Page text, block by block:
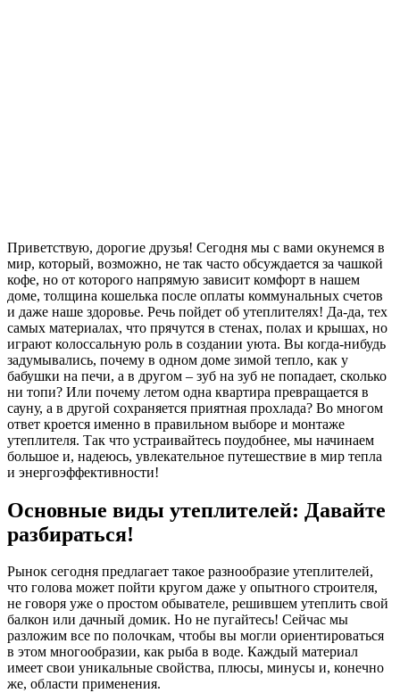
Приветствую, дорогие друзья! Сегодня мы с вами окунемся в
мир, который, возможно, не так часто обсуждается за чашкой
кофе, но от которого напрямую зависит комфорт в нашем
доме, толщина кошелька после оплаты коммунальных счетов
и даже наше здоровье. Речь пойдет об утеплителях! Да-да, тех
самых материалах, что прячутся в стенах, полах и крышах, но
играют колоссальную роль в создании уюта. Вы когда-нибудь
задумывались, почему в одном доме зимой тепло, как у
бабушки на печи, а в другом – зуб на зуб не попадает, сколько
ни топи? Или почему летом одна квартира превращается в
сауну, а в другой сохраняется приятная прохлада? Во многом
ответ кроется именно в правильном выборе и монтаже
утеплителя. Так что устраивайтесь поудобнее, мы начинаем
большое и, надеюсь, увлекательное путешествие в мир тепла
и энергоэффективности!
Основные виды утеплителей: Давайте
разбираться!
Рынок сегодня предлагает такое разнообразие утеплителей,
что голова может пойти кругом даже у опытного строителя,
не говоря уже о простом обывателе, решившем утеплить свой
балкон или дачный домик. Но не пугайтесь! Сейчас мы
разложим все по полочкам, чтобы вы могли ориентироваться
в этом многообразии, как рыба в воде. Каждый материал
имеет свои уникальные свойства, плюсы, минусы и, конечно
же, области применения.